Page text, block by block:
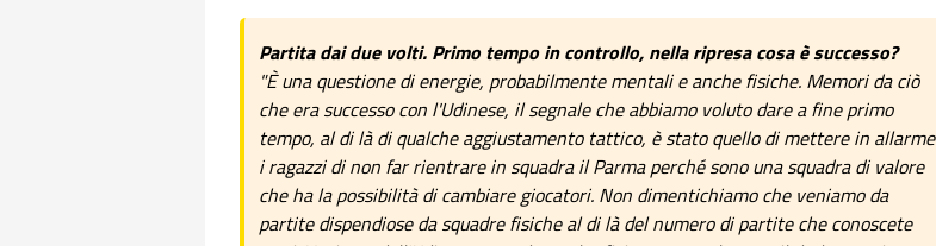
Partita dai due volti. Primo tempo in controllo, nella ripresa cosa è successo?
"È una questione di energie, probabilmente mentali e anche fisiche. Memori da ciò
che era successo con l'Udinese, il segnale che abbiamo voluto dare a fine primo
tempo, al di là di qualche aggiustamento tattico, è stato quello di mettere in allarme
i ragazzi di non far rientrare in squadra il Parma perché sono una squadra di valore
che ha la possibilità di cambiare giocatori. Non dimentichiamo che veniamo da
partite dispendiose da squadre fisiche al di là del numero di partite che conoscete